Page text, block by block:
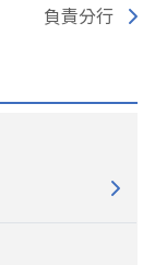
負責分行